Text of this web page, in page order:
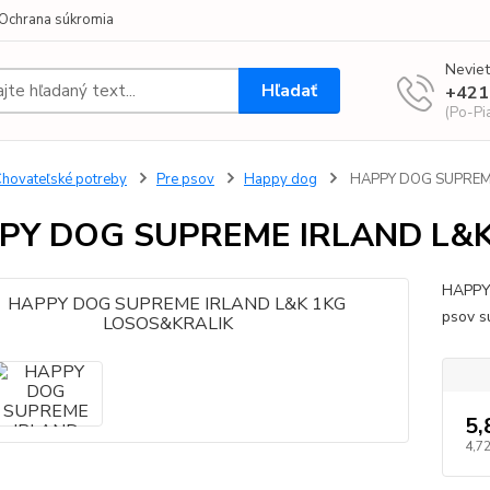
súkromia
Hľadať
(Po-
potreby Pre psov Happy dog HAPPY DOG
DOG SUPREME IRLAND
psov